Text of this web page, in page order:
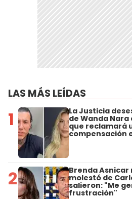
LAS MÁS LEÍDAS
1 La Justicia
de Wanda
que reclamará
compensación
2 Brenda Asnicar
molestó de
salieron: "Me
frustración"